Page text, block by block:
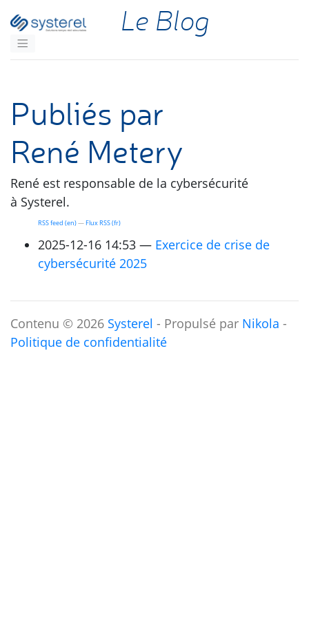
Aller au contenu principalLe Blog
Publiés par
René Metery
René est responsable de la cybersécurité
à Systerel.
RSSfeed (en) FluxRSS(fr)
2025-12-16 14:53
Exercice de crise de
cybersécurité 2025
Contenu © 2026 Systerel - Propulsé par Nikola -
Politique de confidentialité